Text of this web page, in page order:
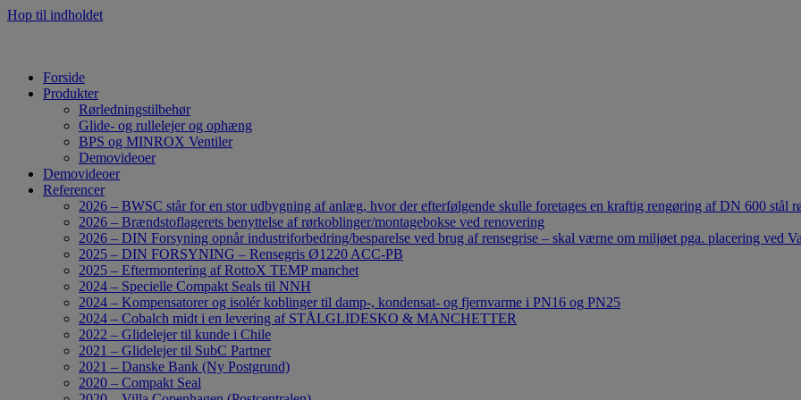
Hop til indholdet
Forside
Produkter
Rørledningstilbehør
Glide- og rullelejer og ophæng
BPS og MINROX Ventiler
Demovideoer
Demovideoer
Referencer
2026 – BWSC står for en stor udbygning af anlæg, hvor der efterfølgende skulle foretages en kraftig rengøring af DN 600 stål
2026 – Brændstoflagerets benyttelse af rørkoblinger/montagebokse ved renovering
2026 – DIN Forsyning opnår industriforbedring/besparelse ved brug af rensegrise – skal værne om miljøet pga. placering ved
2025 – DIN FORSYNING – Rensegris Ø1220 ACC-PB
2025 – Eftermontering af RottoX TEMP manchet
2024 – Specielle Compakt Seals til NNH
2024 – Kompensatorer og isolér koblinger til damp-, kondensat- og fjernvarme i PN16 og PN25
2024 – Cobalch midt i en levering af STÅLGLIDESKO & MANCHETTER
2022 – Glidelejer til kunde i Chile
2021 – Glidelejer til SubC Partner
2021 – Danske Bank (Ny Postgrund)
2020 – Compakt Seal